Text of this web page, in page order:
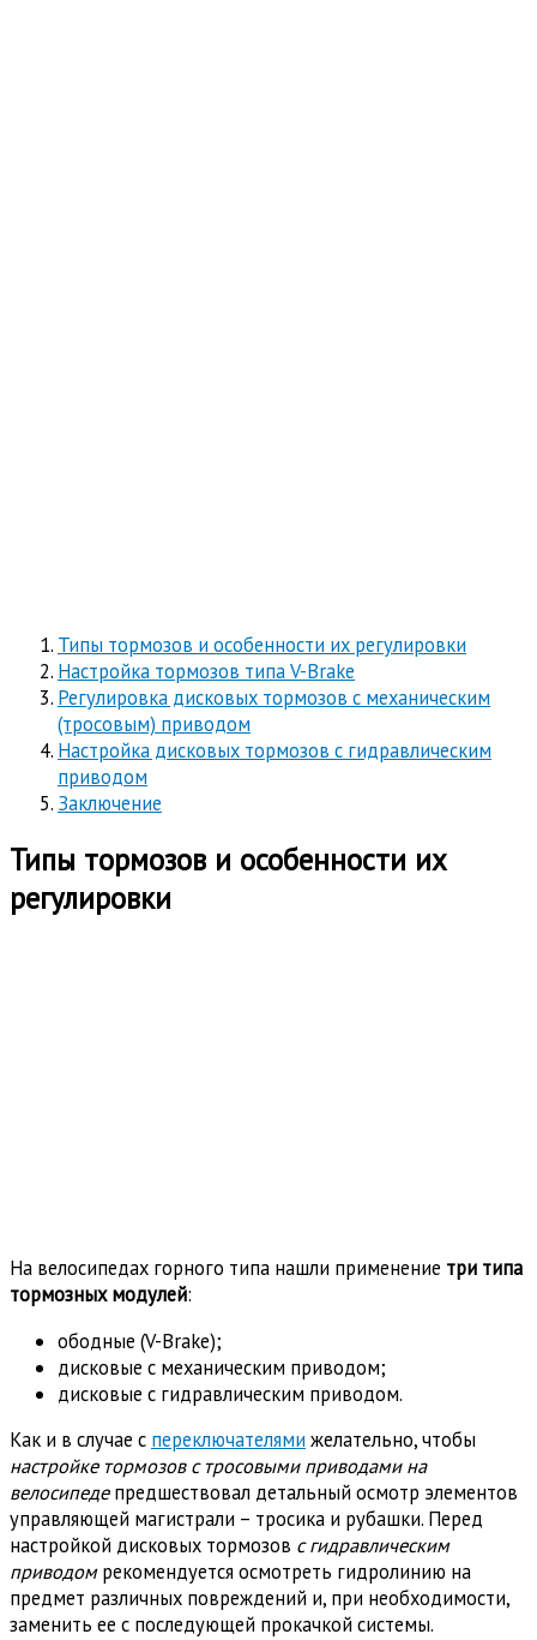
Типы тормозов и особенности их регулировки
Настройка тормозов типа V-Brake
Регулировка дисковых тормозов с механическим
(тросовым) приводом
Настройка дисковых тормозов с гидравлическим
приводом
Заключение
Типы тормозов и особенности их
регулировки
На велосипедах горного типа нашли применение три типа
тормозных модулей:
ободные (V-Brake);
дисковые с механическим приводом;
дисковые с гидравлическим приводом.
Как и в случае с переключателями желательно, чтобы
настройке тормозов с тросовыми приводами на
велосипедепредшествовал детальный осмотр элементов
управляющей магистрали – тросика и рубашки. Перед
настройкой дисковых тормозов с гидравлическим
приводомрекомендуется осмотреть гидролинию на
предмет различных повреждений и, при необходимости,
заменить ее с последующей прокачкой системы.